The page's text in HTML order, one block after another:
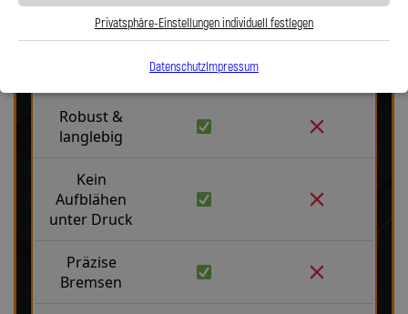
Stahlflex vs. Gummi
Stahlflex
Robust &
langlebig
Kein
Aufblähen
unter Druck
Präzise
Bremsen
Privatsphäre-Einstellungen individuell festlegen
DatenschutzImpressum